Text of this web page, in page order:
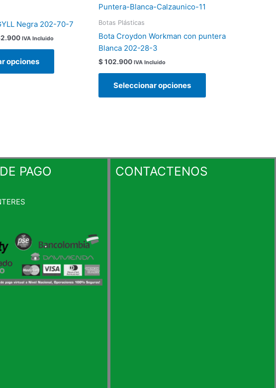
Negra 202-70-7
$ 129.900
hasta
IVA Incluido
opciones
producto
Botas Plásticas
Bota Croydon Workman con puntera
Blanca 202-28-3
$102.900 IVA Incluido
Seleccionar opciones
variantes.
producto
PAGO CONTACTENOS